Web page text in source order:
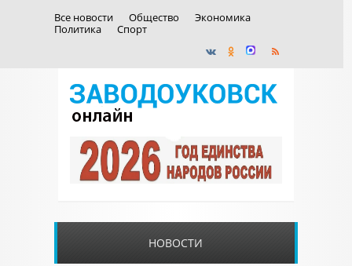
Все новости Общество
Экономика
Политика
Спорт
НОВОСТИ